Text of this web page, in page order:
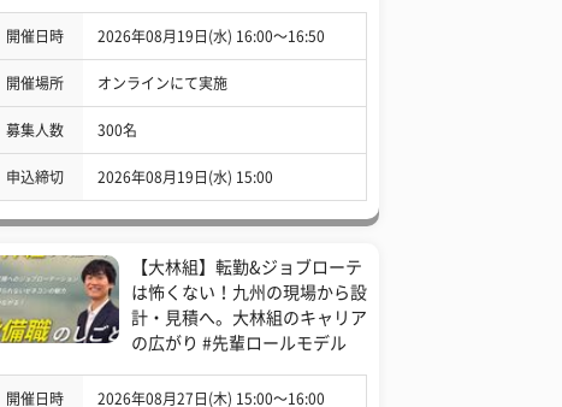
開催日時 2026年08月19日(水) 16:00〜16:50
開催場所 オンラインにて実施
募集人数 300名
申込締切 2026年08月19日(水) 15:00
【大林組】転勤&ジョブローテ
は怖くない！九州の現場から設
計・見積へ。大林組のキャリア
の広がり #先輩ロールモデル
開催日時 2026年08月27日(木) 15:00〜16:00